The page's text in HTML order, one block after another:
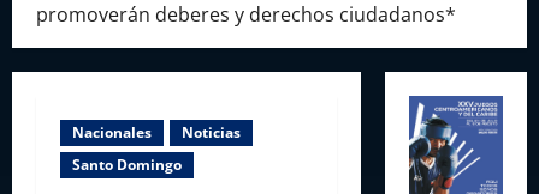
promoverán deberes y derechos ciudadanos*
Nacionales
Noticias
Santo Domingo